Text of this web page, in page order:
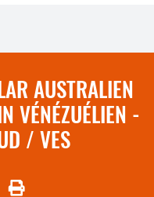
AUSTRALIEN
VÉNÉZUÉLIEN -
/ VES